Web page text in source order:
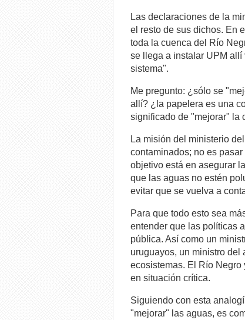
Las declaraciones de la
el resto de sus dichos. En
toda la cuenca del Río
se llega a instalar UPM allí
sistema".
Me pregunto: ¿sólo se
allí? ¿la papelera es una
significado de "mejorar" la
La misión del ministerio
contaminados; no es
objetivo está en asegurar
que las aguas no estén
evitar que se vuelva a
Para que todo esto sea
entender que las políticas
pública. Así como un
uruguayos, un ministro del
ecosistemas. El Río Negro
en situación crítica.
Siguiendo con esta
"mejorar" las aguas, es